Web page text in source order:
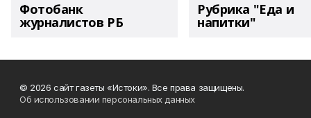
Фотобанк
журналистов РБ
Рубрика "Еда и
напитки"
© 2026 сайт газеты «Истоки». Все права защищены.
Об использовании персональных данных